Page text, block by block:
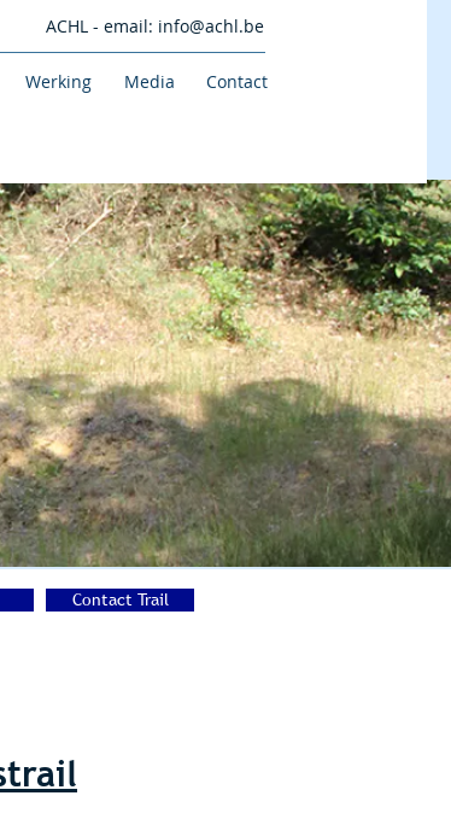
ACHL - email: info@achl.be
Werking Media Contact
Contact Trail